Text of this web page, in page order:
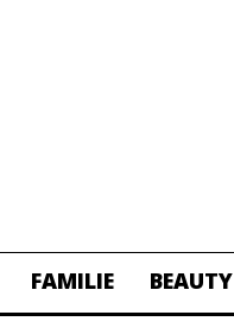
FAMILIE BEAUTY